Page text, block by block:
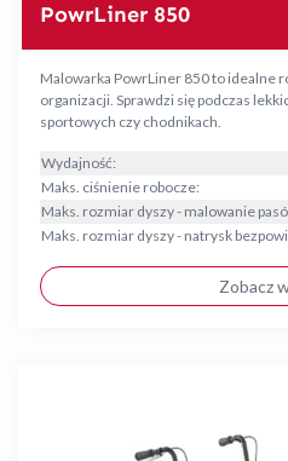
PowrLiner 850
Malowarka PowrLiner 850 to idealne
organizacji. Sprawdzi się podczas
sportowych czy chodnikach.
Wydajność:
Maks. ciśnienie robocze:
Maks. rozmiar dyszy - malowanie
Maks. rozmiar dyszy - natrysk
Zobacz